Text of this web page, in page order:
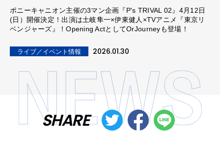
ポニーキャニオン主催の3マン企画『P's TRIVAL 02』4月12日
(日）開催決定！出演は土岐隼一×伊東健人×TVアニメ『東京リ
ベンジャーズ』！Opening ActとしてOrJourneyも登場！
ライブ／イベント情報 2026.01.30
SHARE